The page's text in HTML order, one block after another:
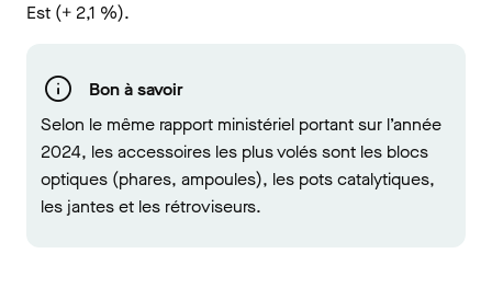
Est (+ 2,1 %).
Bon à savoir
Selon le même rapport ministériel portant sur l’année
2024, les accessoires les plus volés sont les blocs
optiques (phares, ampoules), les pots catalytiques,
les jantes et les rétroviseurs.